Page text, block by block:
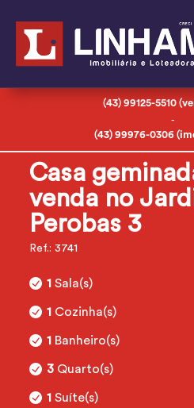
(43) 99125-5510
-
(43) 99976-0306
Casa
venda no
Perobas 3
Ref.: 3741
1 Sala(s)
1 Cozinha(s)
1 Banheiro(s)
3Quarto(s)
1 Suíte(s)